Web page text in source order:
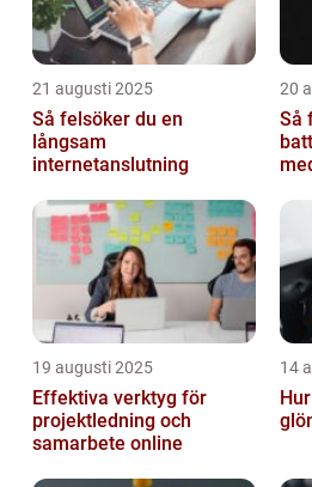
21 augusti 2025
Så felsöker du en
långsam
internetanslutning
20
Så
19 augusti 2025
Effektiva verktyg för
projektledning och
samarbete online
14